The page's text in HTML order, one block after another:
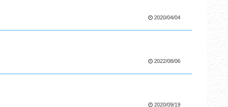
2020/04/04
2022/08/06
2020/09/19